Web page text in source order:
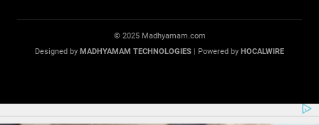
© 2025 Madhyamam.com
Designed by MADHYAMAM TECHNOLOGIES | Powered by HOCALWIRE